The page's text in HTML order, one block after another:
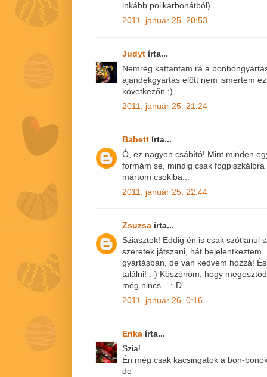
inkább polikarbonátból)...
2011. január 25. 20:53
Judyt írta...
Nemrég kattantam rá a
ajándékgyártás előtt nem ismertem
következőn ;)
2011. január 25. 21:24
Babett írta...
Ó, ez nagyon csábító! Mint minden
formám se, mindig csak
mártom csokiba...
2011. január 25. 22:44
Zsuzsa írta...
Sziasztok! Eddig én is csak szótlanul
szeretek játszani, hát
gyártásban, de van kedvem hozzá!
találni! :-) Köszönöm, hogy
még nincs... :-D
2011. január 26. 0:16
Erika írta...
Szia!
Én még csak kacsingatok a bon-
de